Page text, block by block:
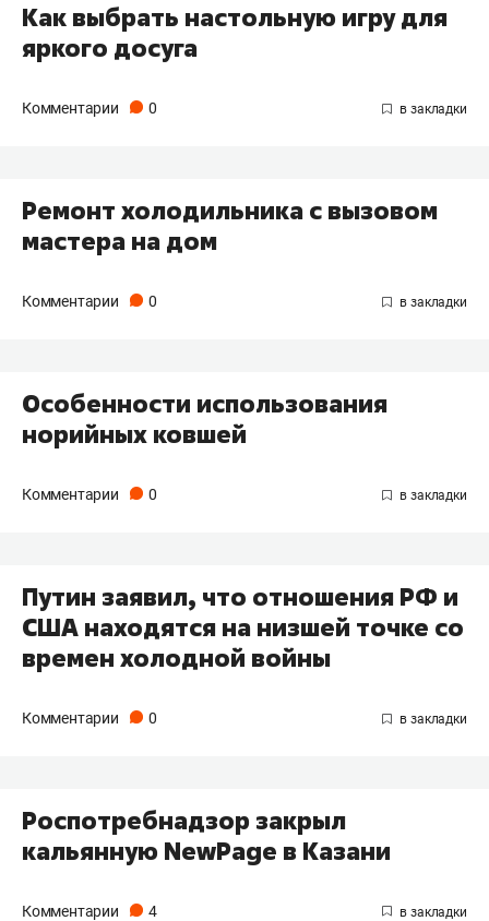
Как выбрать настольную игру для
яркого досуга
Комментарии 0
Ремонт холодильника с вызовом
мастера на дом
Комментарии 0
Особенности использования
норийных ковшей
Комментарии 0
Путин заявил, что отношения РФ и
США находятся на низшей точке со
времен холодной войны
Комментарии 0
Роспотребнадзор закрыл
кальянную NewPage в Казани
Комментарии 4